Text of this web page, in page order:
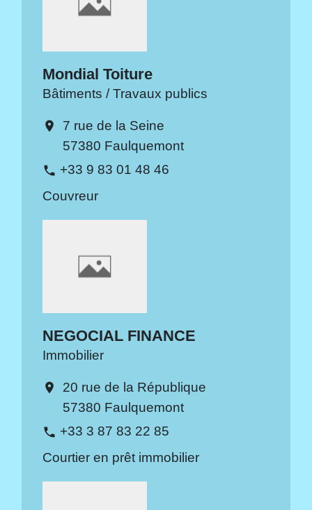
Mondial Toiture
Bâtiments / Travaux publics
location_on
7 rue de la Seine
57380 Faulquemont
phone +33 9 83 01 48 46
Couvreur
NEGOCIAL FINANCE
Immobilier
location_on
20 rue de la République
57380 Faulquemont
phone +33 3 87 83 22 85
Courtier en prêt immobilier